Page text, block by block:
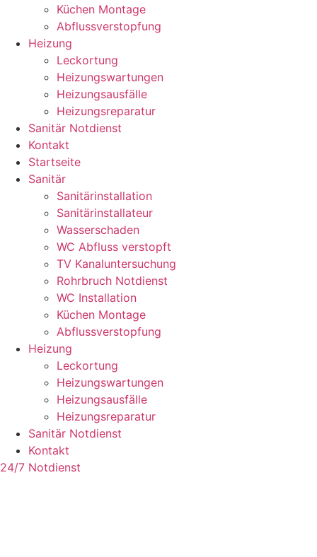
Küchen Montage
Abflussverstopfung
Heizung
Leckortung
Heizungswartungen
Heizungsausfälle
Heizungsreparatur
Sanitär Notdienst
Kontakt
Startseite
Sanitär
Sanitärinstallation
Sanitärinstallateur
Wasserschaden
WC Abfluss verstopft
TV Kanaluntersuchung
Rohrbruch Notdienst
WC Installation
Küchen Montage
Abflussverstopfung
Heizung
Leckortung
Heizungswartungen
Heizungsausfälle
Heizungsreparatur
Sanitär Notdienst
Kontakt
24/7 Notdienst